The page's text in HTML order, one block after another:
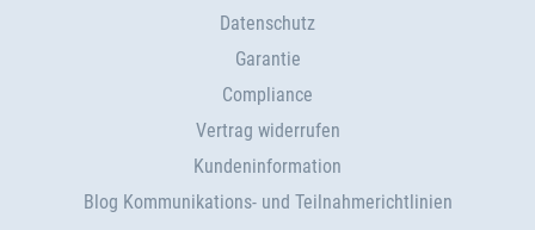
Datenschutz
Garantie
Compliance
Vertrag widerrufen
Kundeninformation
Blog Kommunikations- und Teilnahmerichtlinien